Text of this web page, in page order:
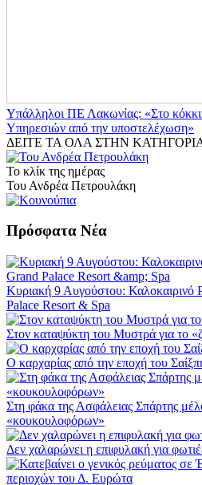
Υπάλληλοι ΠΕ Λακωνίας: «Στο
Υπηρεσιών από την υποστελέχωση»
ΔΕΙΤΕ ΤΑ ΟΛΑ ΣΤΗΝ
Το κλίκ της ημέρας
Του Ανδρέα Πετρουλάκη
Πρόσφατα Νέα
Κυριακή 9 Αυγούστου: Καλοκαιρινό
Palace Resort & Spa
Στον καταψύκτη του Μυστρά για το
Ο καρχαρίας από την εποχή του
Στη φάκα της Ασφάλειας Σπάρτης
«κουκουλοφόρων»
Δεν χαλαρώνει η επιφυλακή για